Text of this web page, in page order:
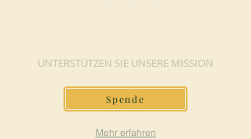
UNTERSTÜTZEN SIE UNSERE MISSION
Spende
Mehr erfahren